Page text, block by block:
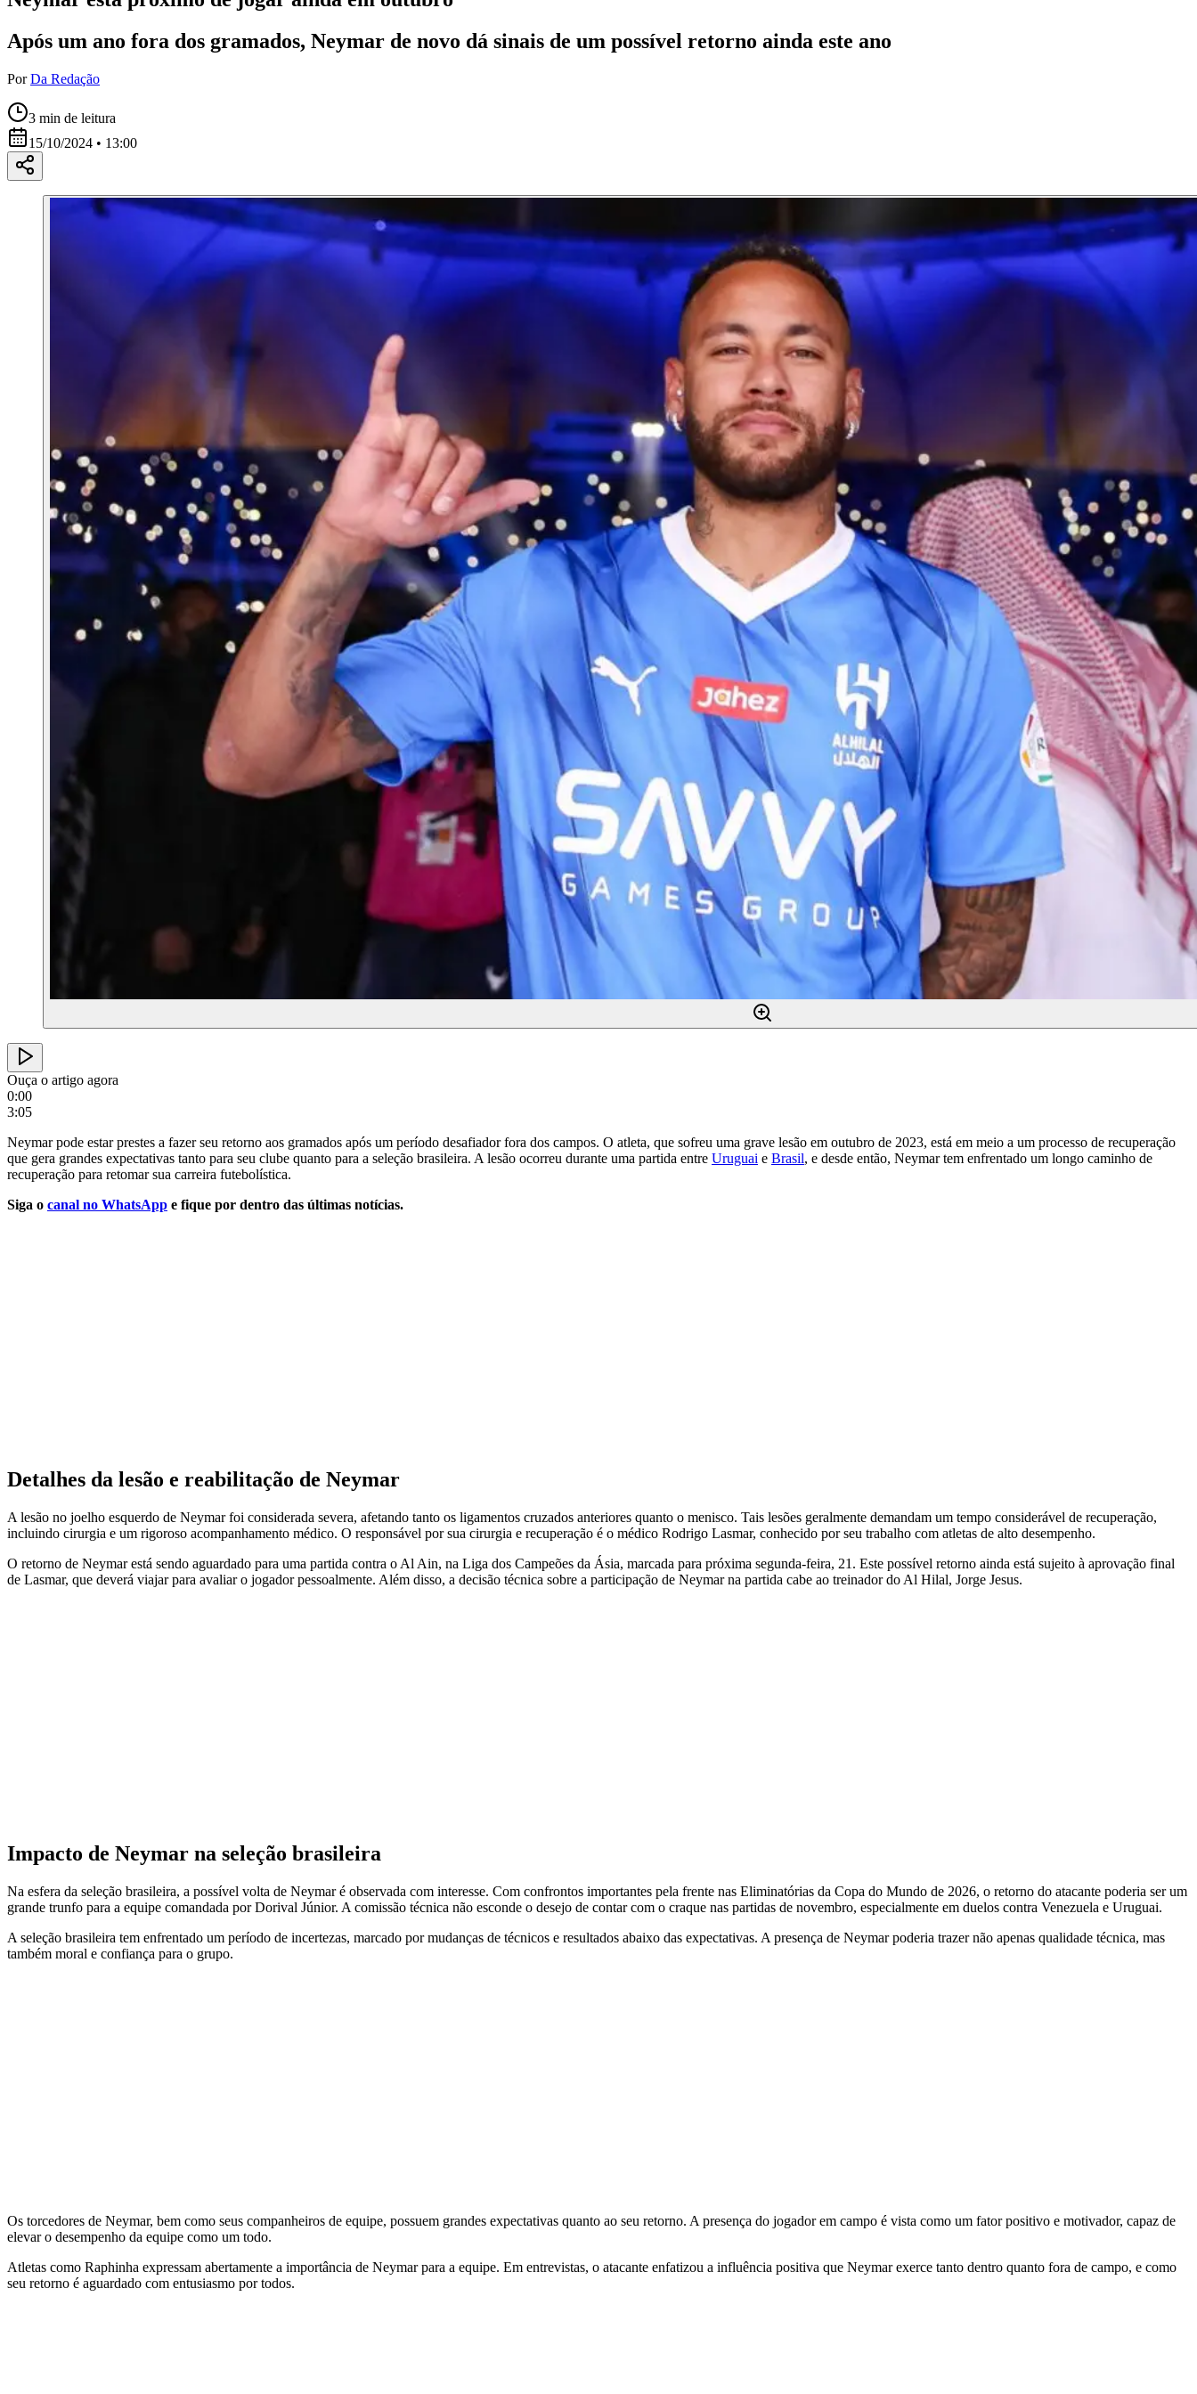
Após um ano fora dos gramados, Neymar de novo dá sinais de um possível retorno ainda este ano
Por Da Redação
3 min de leitura
15/10/2024 • 13:00
Ouça o artigo agora
0:00
3:05
Neymar pode estar prestes a fazer seu retorno aos gramados após um período desafiador fora dos campos. O atleta, que sofreu uma grave lesão em outubro de 2023, está em meio a um processo de recuperação
que gera grandes expectativas tanto para seu clube quanto para a seleção brasileira. A lesão ocorreu durante uma partida entre Uruguai e Brasil, e desde então, Neymar tem enfrentado um longo caminho de
recuperação para retomar sua carreira futebolística.
Siga o canal no WhatsApp e fique por dentro das últimas notícias.
Detalhes da lesão e reabilitação de Neymar
A lesão no joelho esquerdo de Neymar foi considerada severa, afetando tanto os ligamentos cruzados anteriores quanto o menisco. Tais lesões geralmente demandam um tempo considerável de recuperação,
incluindo cirurgia e um rigoroso acompanhamento médico. O responsável por sua cirurgia e recuperação é o médico Rodrigo Lasmar, conhecido por seu trabalho com atletas de alto desempenho.
O retorno de Neymar está sendo aguardado para uma partida contra o Al Ain, na Liga dos Campeões da Ásia, marcada para próxima segunda-feira, 21. Este possível retorno ainda está sujeito à aprovação final
de Lasmar, que deverá viajar para avaliar o jogador pessoalmente. Além disso, a decisão técnica sobre a participação de Neymar na partida cabe ao treinador do Al Hilal, Jorge Jesus.
Impacto de Neymar na seleção brasileira
Na esfera da seleção brasileira, a possível volta de Neymar é observada com interesse. Com confrontos importantes pela frente nas Eliminatórias da Copa do Mundo de 2026, o retorno do atacante poderia ser um
grande trunfo para a equipe comandada por Dorival Júnior. A comissão técnica não esconde o desejo de contar com o craque nas partidas de novembro, especialmente em duelos contra Venezuela e Uruguai.
A seleção brasileira tem enfrentado um período de incertezas, marcado por mudanças de técnicos e resultados abaixo das expectativas. A presença de Neymar poderia trazer não apenas qualidade técnica, mas
também moral e confiança para o grupo.
Os torcedores de Neymar, bem como seus companheiros de equipe, possuem grandes expectativas quanto ao seu retorno. A presença do jogador em campo é vista como um fator positivo e motivador, capaz de
elevar o desempenho da equipe como um todo.
Atletas como Raphinha expressam abertamente a importância de Neymar para a equipe. Em entrevistas, o atacante enfatizou a influência positiva que Neymar exerce tanto dentro quanto fora de campo, e como
seu retorno é aguardado com entusiasmo por todos.